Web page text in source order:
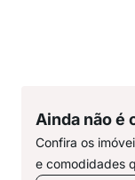
Ainda não é
Confira os
e comodidades